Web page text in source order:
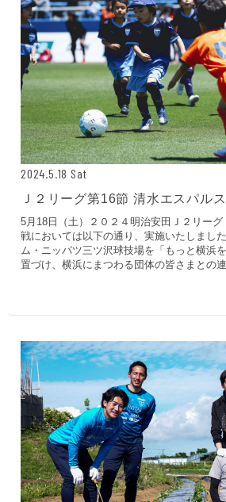
「頑張った」感がふつふつと湧いてきたの
2024.5.18 Sat
Ｊ２リーグ第16節 清水エスパル
5月18日（土）２０２４明治安田Ｊ２リー
戦においては以下の通り、実施いたしまし
ム・ニッパツ三ツ沢球技場を「もっと横浜
置づけ、横浜にまつわる団体の皆さまとの
ムの試合が行われる前の三ツ沢のピッチで
白熱した試合となりました。...